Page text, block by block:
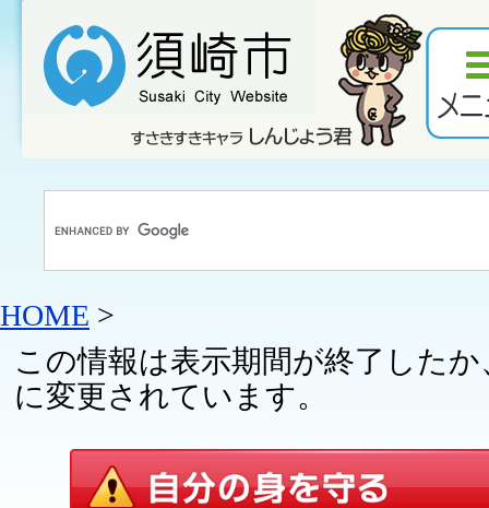
HOME >
この情報は表示期間が終了した
に変更されています。